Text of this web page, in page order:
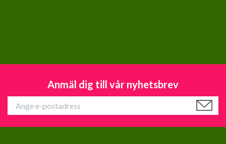
Anmäl dig till vår nyhetsbrev